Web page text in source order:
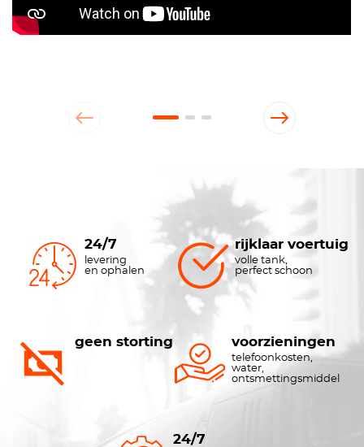
24/7
levering
en ophalen
rijklaar voertuig
volle tank,
perfect schoon
geen storting voorzieningen
telefoonkosten,
water,
ontsmettingsmiddel
24/7